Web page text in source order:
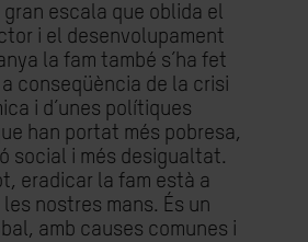
gran escala que oblida el
i el desenvolupament
la fam també s’ha fet
conseqüència de la crisi
i d’unes polítiques
han portat més pobresa,
social i més desigualtat.
eradicar la fam està a
les nostres mans. És un
amb causes comunes i